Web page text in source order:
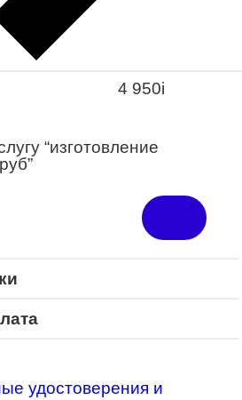
4 950i
“изготовление
удостоверения и